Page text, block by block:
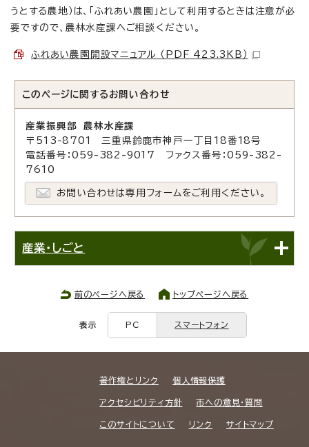
うとする農地）は、「ふれあい農園」として利用するときは注意が必
要ですので、農林水産課へご相談ください。
ふれあい農園開設マニュアル （PDF 423.3KB）
このページに関する お問い合わせ
産業振興部 農林水産課
〒513-8701 三重県鈴鹿市神戸一丁目18番18号
電話番号：059-382-9017 ファクス番号：059-382-
7610
お問い合わせは専用フォームをご利用ください。
産業・しごと
前のページへ戻る トップページへ戻る
表示 PC スマートフォン
著作権とリンク 個人情報保護
アクセシビリティ方針 市への意見・質問
このサイトについて リンク サイトマップ